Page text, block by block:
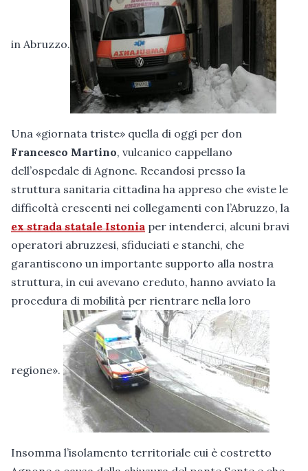
in Abruzzo.
Una «giornata triste» quella di oggi per don
Francesco Martino, vulcanico cappellano
dell’ospedale di Agnone. Recandosi presso la
struttura sanitaria cittadina ha appreso che «viste le
difficoltà crescenti nei collegamenti con l’Abruzzo, la
ex strada statale Istonia per intenderci, alcuni bravi
operatori abruzzesi, sfiduciati e stanchi, che
garantiscono un importante supporto alla nostra
struttura, in cui avevano creduto, hanno avviato la
procedura di mobilità per rientrare nella loro
regione».
Insomma l’isolamento territoriale cui è costretto